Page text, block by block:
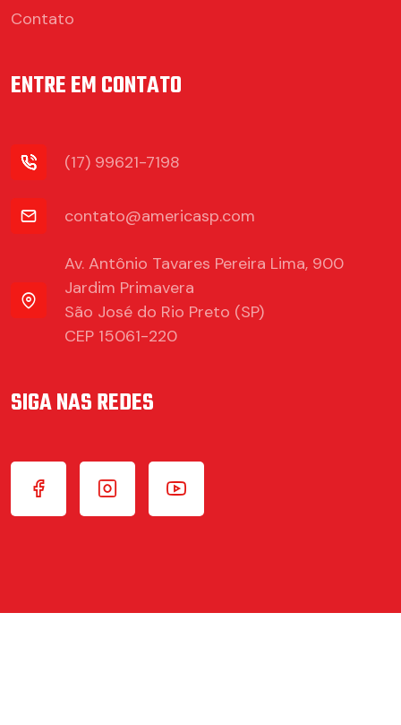
Contato
ENTRE EM CONTATO
(17) 99621-7198
contato@americasp.com
Av. Antônio Tavares Pereira Lima, 900
Jardim Primavera
São José do Rio Preto (SP)
CEP 15061-220
SIGA NAS REDES